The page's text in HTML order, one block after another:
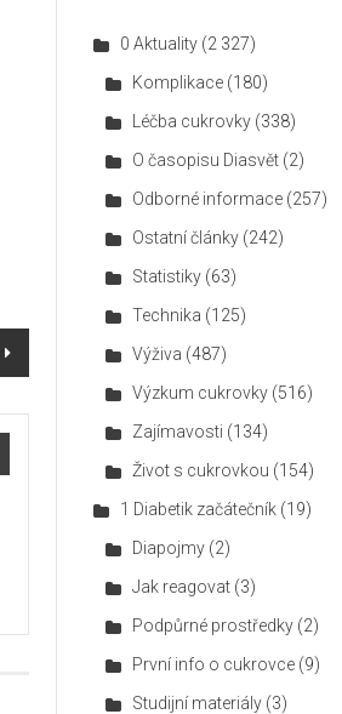
0 Aktuality (2 327)
Komplikace (180)
Léčba cukrovky (338)
O časopisu Diasvět (2)
Odborné informace (257)
Ostatní články (242)
Statistiky (63)
Technika (125)
Výživa (487)
Výzkum cukrovky (516)
Zajímavosti (134)
Život s cukrovkou (154)
1 Diabetik začátečník (19)
Diapojmy (2)
Jak reagovat (3)
Podpůrné prostředky (2)
První info o cukrovce (9)
Studijní materiály (3)